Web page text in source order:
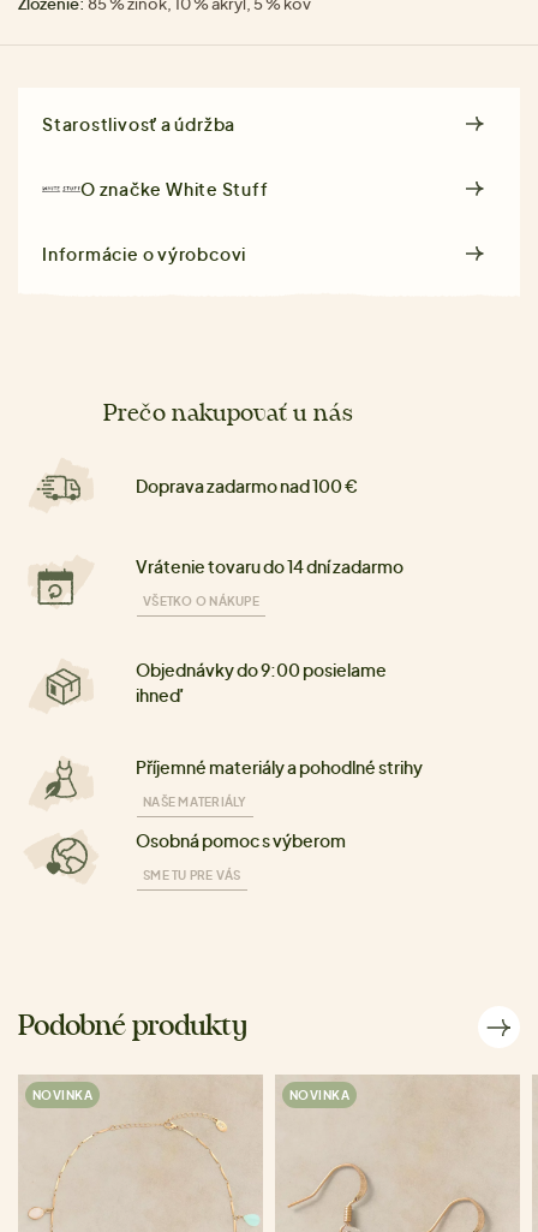
Zloženie: 85 % zinok, 10 % akryl, 5 % kov
Starostlivosť a údržba
O značkeWhite Stuff
Informácie o výrobcovi
Prečo nakupovať u nás
Doprava zadarmo nad 100 €
Vrátenie tovaru do 14 dní zadarmo
VŠETKO O NÁKUPE
Objednávky do 9:00 posielame
ihneď
Příjemné materiály a pohodlné strihy
NAŠE MATERIÁLY
Osobná pomoc s výberom
SME TU PRE VÁS
Podobné produkty
NOVINKA NOVINKA